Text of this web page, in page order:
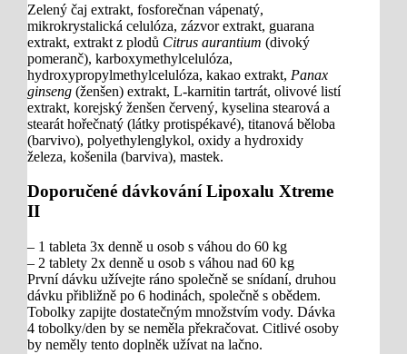
Zelený čaj extrakt, fosforečnan vápenatý,
mikrokrystalická celulóza, zázvor extrakt, guarana
extrakt, extrakt z plodů Citrus aurantium (divoký
pomeranč), karboxymethylcelulóza,
hydroxypropylmethylcelulóza, kakao extrakt, Panax
ginseng(ženšen) extrakt, L-karnitin tartrát, olivové listí
extrakt, korejský ženšen červený, kyselina stearová a
stearát hořečnatý (látky protispékavé), titanová běloba
(barvivo), polyethylenglykol, oxidy a hydroxidy
železa, košenila (barviva), mastek.
Doporučené dávkování Lipoxalu Xtreme
II
– 1 tableta 3x denně u osob s váhou do 60 kg
– 2 tablety 2x denně u osob s váhou nad 60 kg
První dávku užívejte ráno společně se snídaní, druhou
dávku přibližně po 6 hodinách, společně s obědem.
Tobolky zapijte dostatečným množstvím vody. Dávka
4 tobolky/den by se neměla překračovat. Citlivé osoby
by neměly tento doplněk užívat na lačno.